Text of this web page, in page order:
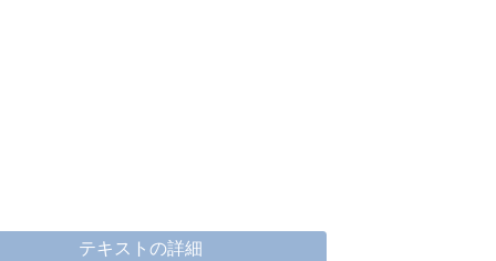
テキストの詳細